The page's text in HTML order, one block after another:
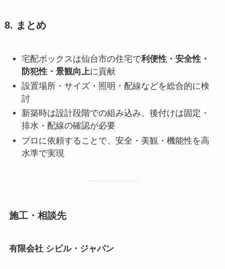
8. まとめ
宅配ボックスは仙台市の住宅で利便性・安全性・
防犯性・景観向上に貢献
設置場所・サイズ・照明・配線などを総合的に検
討
新築時は設計段階での組み込み、後付けは固定・
排水・配線の確認が必要
プロに依頼することで、安全・美観・機能性を高
水準で実現
施工・相談先
有限会社 シビル・ジャパン